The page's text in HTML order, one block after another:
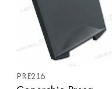
PRE216